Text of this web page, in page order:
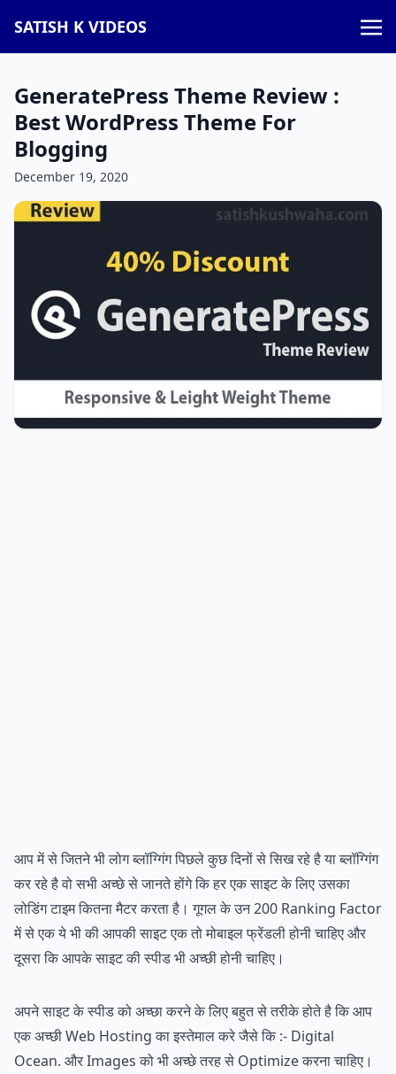
SATISH K VIDEOS
GeneratePress Theme Review :
Best WordPress Theme For
Blogging
December 19, 2020
आप में से जितने भी लोग ब्लॉग्गिंग पिछले कुछ दिनों से सिख रहे है या ब्लॉग्गिंग
कर रहे है वो सभी अच्छे से जानते होंगे कि हर एक साइट के लिए उसका
लोडिंग टाइम कितना मैटर करता है। गूगल के उन 200 Ranking Factor
में से एक ये भी की आपकी साइट एक तो मोबाइल फ्रेंडली होनी चाहिए और
दूसरा कि आपके साइट की स्पीड भी अच्छी होनी चाहिए।
अपने साइट के स्पीड को अच्छा करने के लिए बहुत से तरीके होते है कि आप
एक अच्छी Web Hosting का इस्तेमाल करे जैसे कि :- Digital
Ocean. और Images को भी अच्छे तरह से Optimize करना चाहिए।